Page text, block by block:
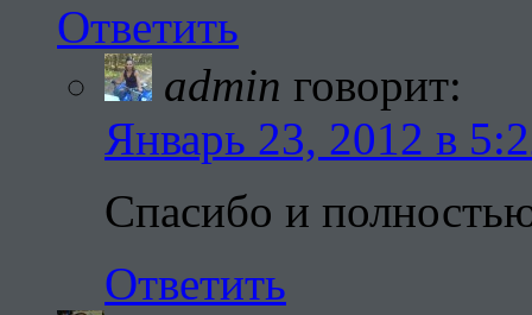
Ответить
admin говорит:
Январь 23, 2012 в
Спасибо и
Ответить